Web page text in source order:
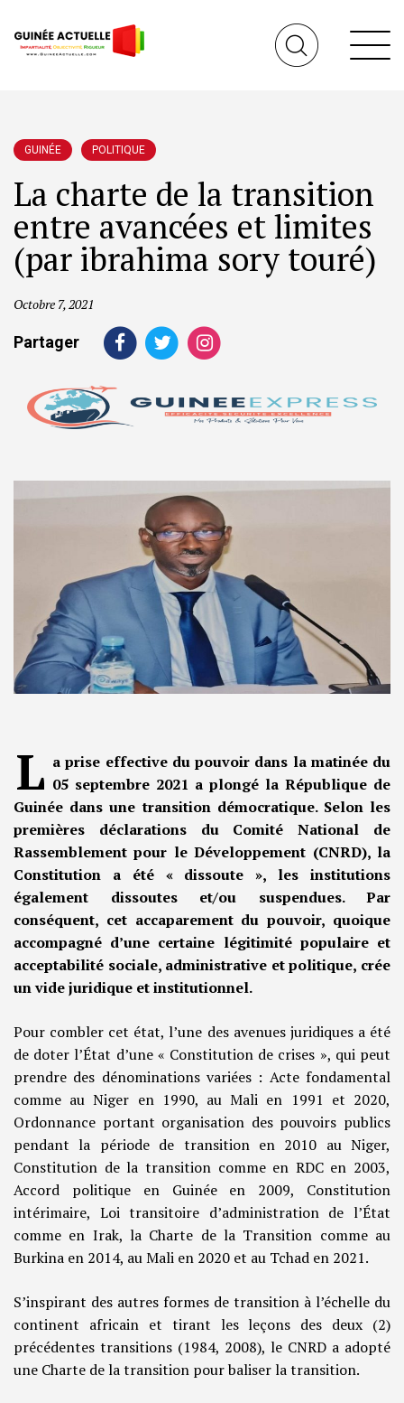
GUINÉE POLITIQUE
La charte de la transition
entre avancées et limites
(par ibrahima sory touré)
Octobre 7, 2021
Partager
L a prise effective du pouvoir dans la matinée du
05 septembre 2021 a plongé la République de
Guinée dans une transition démocratique. Selon les
premières déclarations du Comité National de
Rassemblement pour le Développement (CNRD), la
Constitution a été « dissoute », les institutions
également dissoutes et/ou suspendues. Par
conséquent, cet accaparement du pouvoir, quoique
accompagné d’une certaine légitimité populaire et
acceptabilité sociale, administrative et politique, crée
un vide juridique et institutionnel.
Pour combler cet état, l’une des avenues juridiques a été
de doter l’État d’une « Constitution de crises », qui peut
prendre des dénominations variées : Acte fondamental
comme au Niger en 1990, au Mali en 1991 et 2020,
Ordonnance portant organisation des pouvoirs publics
pendant la période de transition en 2010 au Niger,
Constitution de la transition comme en RDC en 2003,
Accord politique en Guinée en 2009, Constitution
intérimaire, Loi transitoire d’administration de l’État
comme en Irak, la Charte de la Transition comme au
Burkina en 2014, au Mali en 2020 et au Tchad en 2021.
S’inspirant des autres formes de transition à l’échelle du
continent africain et tirant les leçons des deux (2)
précédentes transitions (1984, 2008), le CNRD a adopté
une Charte de la transition pour baliser la transition.